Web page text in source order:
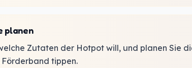
planen
Zutaten der Hotpot will, und planen Sie
tippen.